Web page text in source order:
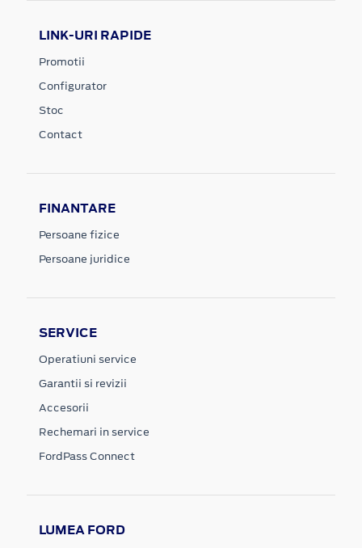
LINK-URI RAPIDE
Promotii
Configurator
Stoc
Contact
FINANTARE
Persoane fizice
Persoane juridice
SERVICE
Operatiuni service
Garantii si revizii
Accesorii
Rechemari in service
FordPass Connect
LUMEA FORD